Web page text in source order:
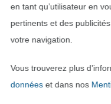
en tant qu’utilisateur en
pertinents et des
votre navigation.
Vous trouverez plus
donnéeset dans nos